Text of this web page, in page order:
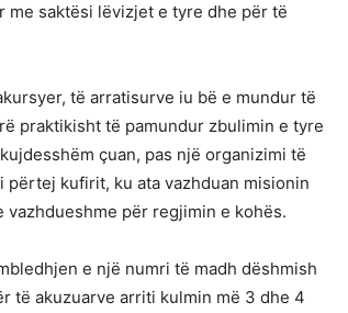
me saktësi lëvizjet e tyre dhe për të
të arratisurve iu bë e mundur të
praktikisht të pamundur zbulimin e tyre
çuan, pas një organizimi të
kufirit, ku ata vazhduan misionin
për regjimin e kohës.
e një numri të madh dëshmish
të akuzuarve arriti kulmin më 3 dhe 4